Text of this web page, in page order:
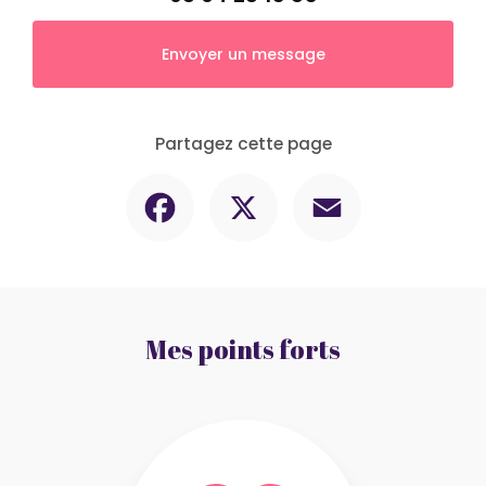
Envoyer un message
Partagez cette page
Mes points forts